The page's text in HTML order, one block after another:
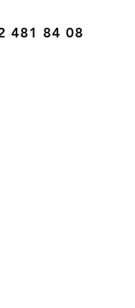
481 84 08